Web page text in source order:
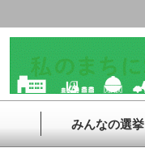
みんなの選挙